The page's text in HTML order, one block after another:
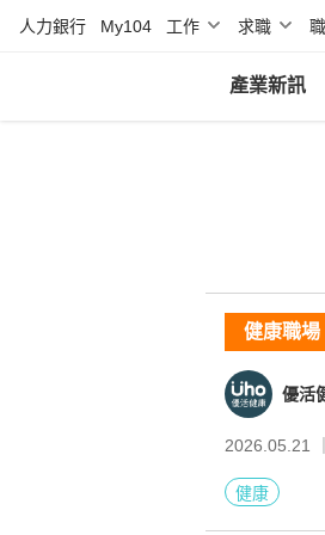
人力銀行 My104 工作 求職
產業新訊
健康職場
優活
2026.05.21
健康